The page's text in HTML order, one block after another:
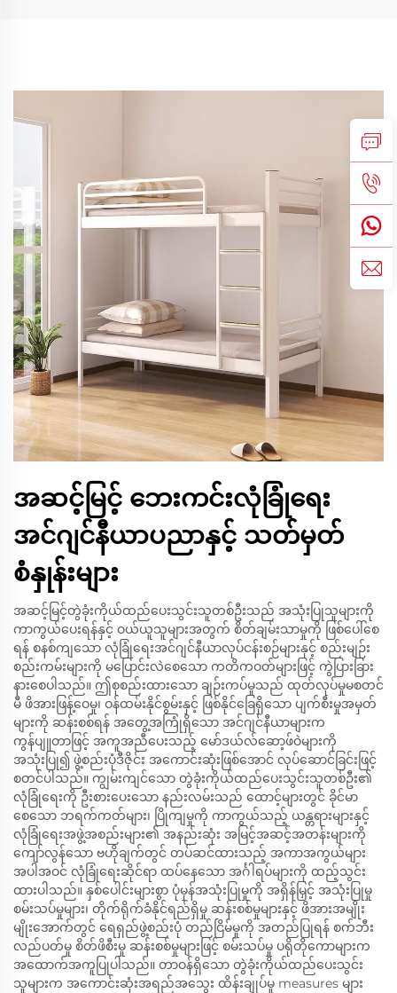
အဆင့်မြင့် ဘေးကင်းလုံခြုံရေး
အင်ဂျင်နီယာပညာနှင့် သတ်မှတ်
စံနှုန်းများ
အဆင့်မြင့်တွဲခုံးကိုယ်ထည်ပေးသွင်းသူတစ်ဦးသည် အသုံးပြုသူများကို
ကာကွယ်ပေးရန်နှင့် ဝယ်ယူသူများအတွက် စိတ်ချမ်းသာမှုကို ဖြစ်ပေါ်စေ
ရန် စနစ်ကျသော လုံခြုံရေးအင်ဂျင်နီယာလုပ်ငန်းစဉ်များနှင့် စည်းမျဉ်း
စည်းကမ်းများကို မပြောင်းလဲစေသော ကတိကဝတ်များဖြင့် ကွဲပြားခြား
နားစေပါသည်။ ဤစုစည်းထားသော ချဉ်းကပ်မှုသည် ထုတ်လုပ်မှုမစတင်
မီ ဖိအားဖြန့်ဝေမှု၊ ဝန်ထမ်းနိုင်စွမ်းနှင့် ဖြစ်နိုင်ခြေရှိသော ပျက်စီးမှုအမှတ်
များကို ဆန်းစစ်ရန် အတွေ့အကြုံရှိသော အင်ဂျင်နီယာများက
ကွန်ပျူတာဖြင့် အကူအညီပေးသည့် မော်ဒယ်လ်ဆော့ဖ်ဝဲများကို
အသုံးပြု၍ ဖွဲ့စည်းပုံဒီဇိုင်း အကောင်းဆုံးဖြစ်အောင် လုပ်ဆောင်ခြင်းဖြင့်
စတင်ပါသည်။ ကျွမ်းကျင်သော တွဲခုံးကိုယ်ထည်ပေးသွင်းသူတစ်ဦး၏
လုံခြုံရေးကို ဦးစားပေးသော နည်းလမ်းသည် ထောင့်များတွင် ခိုင်မာ
စေသော ဘရက်ကတ်များ၊ ပြိုကျမှုကို ကာကွယ်သည့် ယန္တရားများနှင့်
လုံခြုံရေးအဖွဲ့အစည်းများ၏ အနည်းဆုံး အမြင့်အဆင့်အတန်းများကို
ကျော်လွန်သော ဗဟိုချက်တွင် တပ်ဆင်ထားသည့် အကာအကွယ်များ
အပါအဝင် လုံခြုံရေးဆိုင်ရာ ထပ်နေသော အင်္ဂါရပ်များကို ထည့်သွင်း
ထားပါသည်။ နှစ်ပေါင်းများစွာ ပုံမှန်အသုံးပြုမှုကို အရှိန်မြှင့် အသုံးပြုမှု
စမ်းသပ်မှုများ၊ တိုက်ရိုက်ခံနိုင်ရည်ရှိမှု ဆန်းစစ်မှုများနှင့် ဖိအားအမျိုး
မျိုးအောက်တွင် ရေရှည်ဖွဲ့စည်းပုံ တည်ငြိမ်မှုကို အတည်ပြုရန် စက်ဘီး
လည်ပတ်မှု စိတ်ဖိစီးမှု ဆန်းစစ်မှုများဖြင့် စမ်းသပ်မှု ပရိုတိုကောများက
အထောက်အကူပြုပါသည်။ တာဝန်ရှိသော တွဲခုံးကိုယ်ထည်ပေးသွင်း
သူများက အကောင်းဆုံးအရည်အသွေး ထိန်းချုပ်မှု measures များ